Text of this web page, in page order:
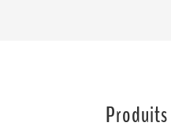
Produits